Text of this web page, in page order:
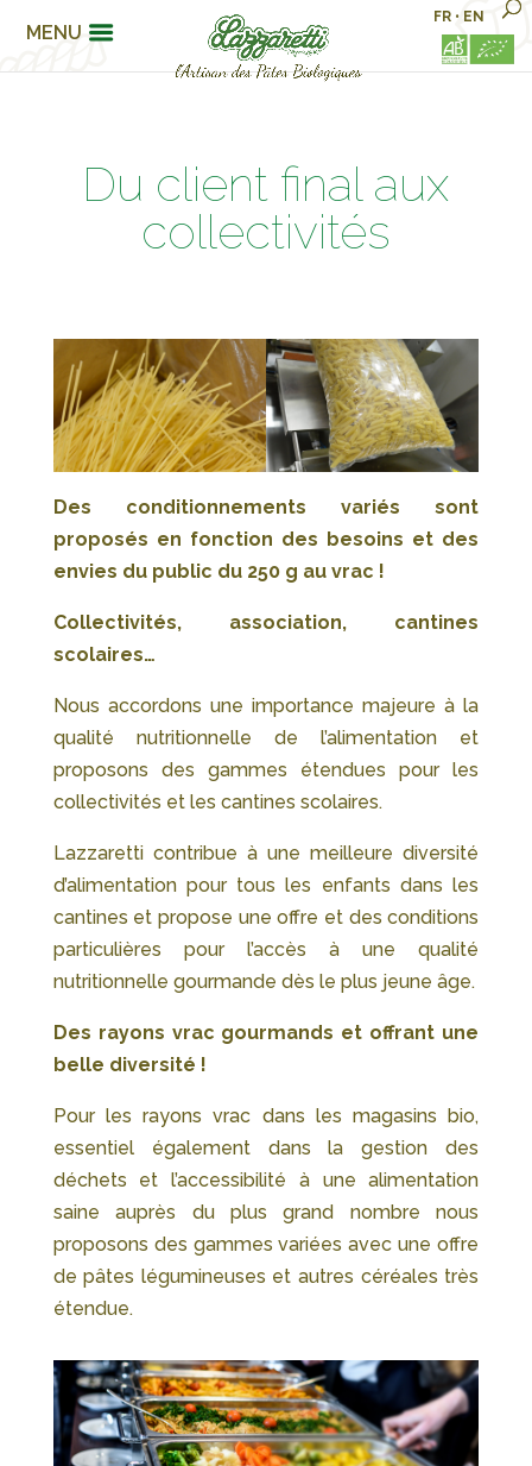
MENU
FR • EN
Du client final aux
collectivités
Des conditionnements variés sont
proposés en fonction des besoins et des
envies du public du 250 g au vrac !
Collectivités, association, cantines
scolaires…
Nous accordons une importance majeure à la
qualité nutritionnelle de l’alimentation et
proposons des gammes étendues pour les
collectivités et les cantines scolaires.
Lazzaretti contribue à une meilleure diversité
d’alimentation pour tous les enfants dans les
cantines et propose une offre et des conditions
particulières pour l’accès à une qualité
nutritionnelle gourmande dès le plus jeune âge.
Des rayons vrac gourmands et offrant une
belle diversité !
Pour les rayons vrac dans les magasins bio,
essentiel également dans la gestion des
déchets et l’accessibilité à une alimentation
saine auprès du plus grand nombre nous
proposons des gammes variées avec une offre
de pâtes légumineuses et autres céréales très
étendue.